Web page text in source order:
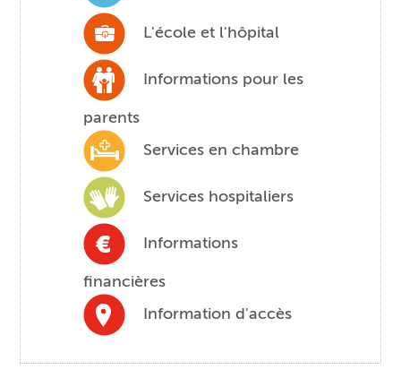
L'école et l'hôpital
Informations pour les
parents
Services en chambre
Services hospitaliers
Informations
financières
Information d'accès